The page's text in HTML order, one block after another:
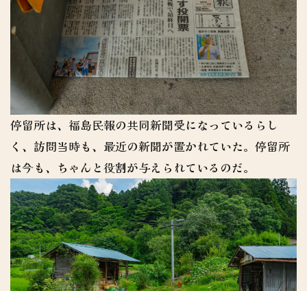
停留所は、福島民報の共同新聞受になっているらし
く、訪問当時も、最近の新聞が置かれていた。停留所
は今も、ちゃんと役割が与えられているのだ。